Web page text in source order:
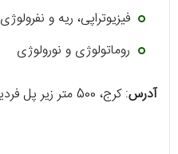
فیزیوتراپی، ریه و نفرولوژی
روماتولوژی و نورولوژی
آدرس: کرج، 500 متر زیر پل فردیس، مترو کرج